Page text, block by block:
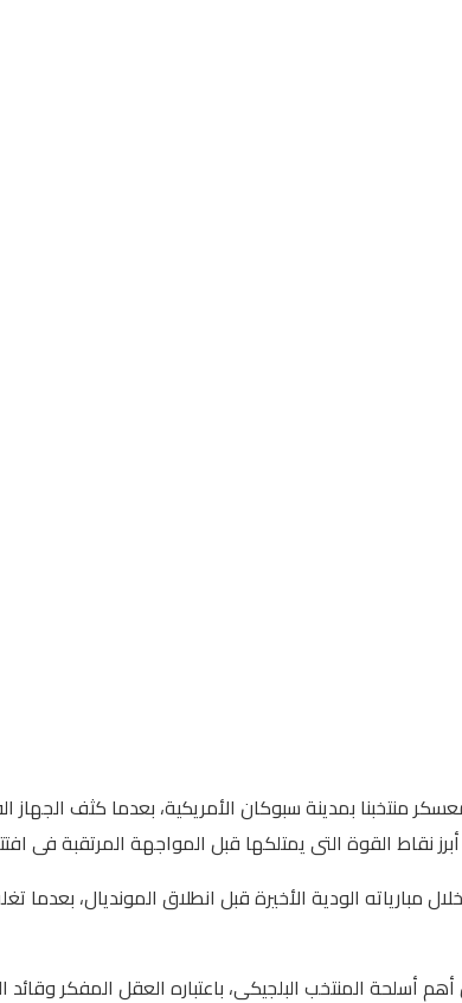
نقاط القوة التى يمتلكها قبل المواجهة المرتقبة فى
مبارياته الودية الأخيرة قبل انطلاق المونديال،
أسلحة المنتخب البلجيكى، باعتباره العقل المفكر